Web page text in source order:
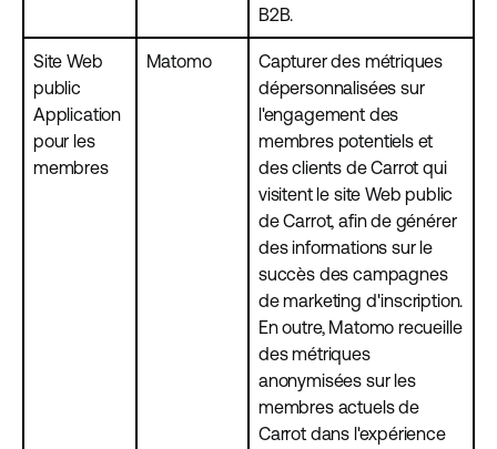
B2B.
Site Web
public
Application
pour les
membres
Matomo
Capturer des métriques
dépersonnalisées sur
l'engagement des
membres potentiels et
des clients de Carrot qui
visitent le site Web public
de Carrot, afin de générer
des informations sur le
succès des campagnes
de marketing d'inscription.
En outre, Matomo recueille
des métriques
anonymisées sur les
membres actuels de
Carrot dans l'expérience